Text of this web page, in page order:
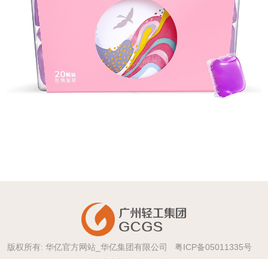
版权所有: 华亿官方网站_华亿集团有限公司 粤ICP备05011335号